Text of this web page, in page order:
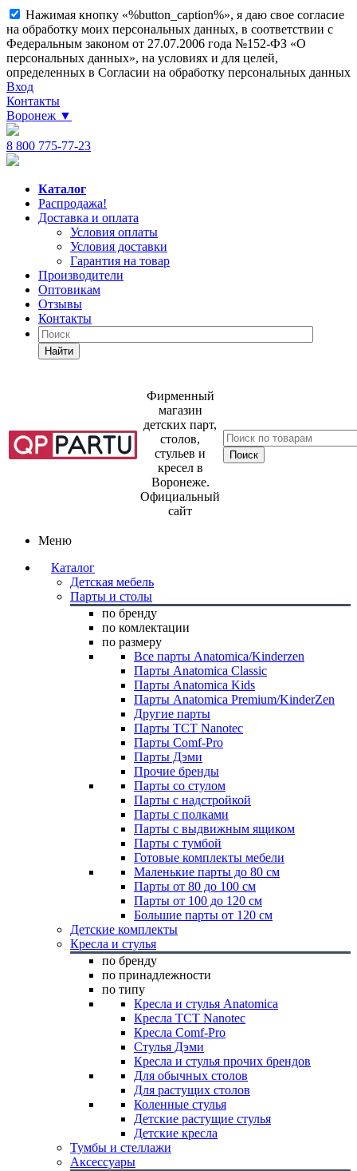
Нажимая кнопку «%button_caption%», я даю свое согласие
на обработку моих персональных данных, в соответствии с
Федеральным законом от 27.07.2006 года №152-ФЗ «О
персональных данных», на условиях и для целей,
определенных в Согласии на обработку персональных данных
Вход
Контакты
Воронеж ▼
8 800 775-77-23
Каталог
Распродажа!
Доставка и оплата
Условия оплаты
Условия доставки
Гарантия на товар
Производители
Оптовикам
Отзывы
Контакты
Найти
Фирменный
магазин
детских парт,
столов,
стульев и
кресел в
Воронеже.
Официальный
сайт
Меню
Каталог
Детская мебель
Парты и столы
по бренду
по комлектации
по размеру
Все парты Anatomica/Kinderzen
Парты Anatomica Classic
Парты Anatomica Kids
Парты Anatomica Premium/KinderZen
Другие парты
Парты TCT Nanotec
Парты Comf-Pro
Парты Дэми
Прочие бренды
Парты со стулом
Парты с надстройкой
Парты с полками
Парты с выдвижным ящиком
Парты с тумбой
Готовые комплекты мебели
Маленькие парты до 80 см
Парты от 80 до 100 см
Парты от 100 до 120 см
Большие парты от 120 см
Детские комплекты
Кресла и стулья
по бренду
по принадлежности
по типу
Кресла и стулья Anatomica
Кресла TCT Nanotec
Кресла Comf-Pro
Стулья Дэми
Кресла и стулья прочих брендов
Для обычных столов
Для растущих столов
Коленные стулья
Детские растущие стулья
Детские кресла
Тумбы и стеллажи
Аксессуары